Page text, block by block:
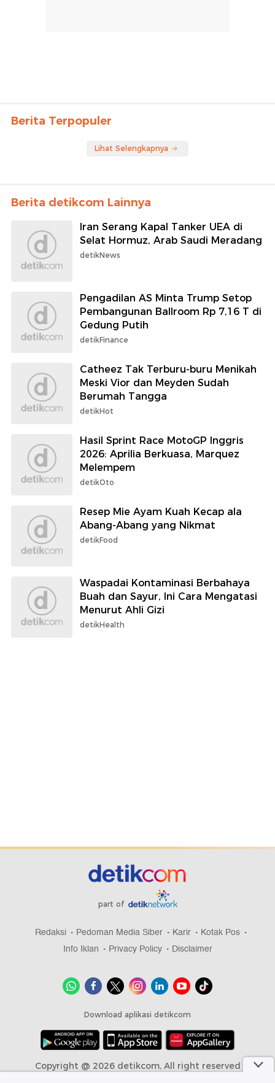
Berita Terpopuler
Lihat Selengkapnya
Berita detikcom Lainnya
Iran Serang Kapal Tanker UEA di
Selat Hormuz, Arab Saudi Meradang
detikNews
Pengadilan AS Minta Trump Setop
Pembangunan Ballroom Rp 7,16 T di
Gedung Putih
detikFinance
Catheez Tak Terburu-buru Menikah
Meski Vior dan Meyden Sudah
Berumah Tangga
detikHot
Hasil Sprint Race MotoGP Inggris
2026: Aprilia Berkuasa, Marquez
Melempem
detikOto
Resep Mie Ayam Kuah Kecap ala
Abang-Abang yang Nikmat
detikFood
Waspadai Kontaminasi Berbahaya
Buah dan Sayur, Ini Cara Mengatasi
Menurut Ahli Gizi
detikHealth
part of
Redaksi Pedoman Media Siber Karir
Kotak Pos
Info Iklan
Privacy Policy Disclaimer
Download aplikasi detikcom
Copyright @ 2026 detikcom, All right reserved